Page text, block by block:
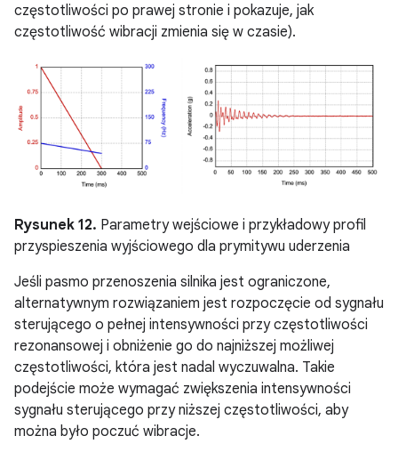
częstotliwości po prawej stronie i pokazuje, jak
częstotliwość wibracji zmienia się w czasie).
Rysunek 12. Parametry wejściowe i przykładowy profil
przyspieszenia wyjściowego dla prymitywu uderzenia
Jeśli pasmo przenoszenia silnika jest ograniczone,
alternatywnym rozwiązaniem jest rozpoczęcie od sygnału
sterującego o pełnej intensywności przy częstotliwości
rezonansowej i obniżenie go do najniższej możliwej
częstotliwości, która jest nadal wyczuwalna. Takie
podejście może wymagać zwiększenia intensywności
sygnału sterującego przy niższej częstotliwości, aby
można było poczuć wibracje.